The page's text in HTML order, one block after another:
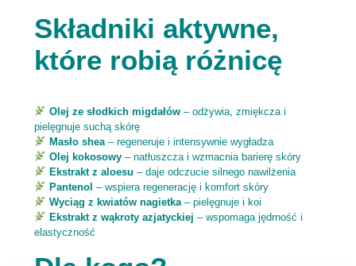
Składniki aktywne,
które robią różnicę
Olej ze słodkich migdałów– odżywia, zmiękcza i
pielęgnuje suchą skórę
Masło shea– regeneruje i intensywnie wygładza
Olej kokosowy– natłuszcza i wzmacnia barierę skóry
Ekstrakt z aloesu – daje odczucie silnego nawilżenia
Pantenol – wspiera regenerację i komfort skóry
Wyciąg z kwiatów nagietka– pielęgnuje i koi
Ekstrakt z wąkroty azjatyckiej – wspomaga jędrność i
elastyczność